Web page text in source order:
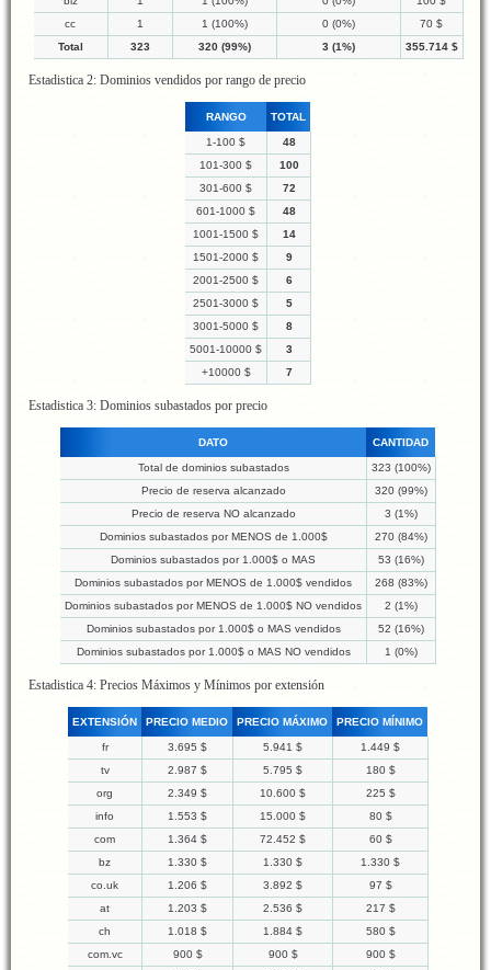
cc
1 1 (100%) 0 (0%)
70 $
Total
323 320 (99%) 3 (1%) 355.714 $
Estadistica 2: Dominios vendidos por rango de precio
RANGO TOTAL
1-100 $
48
101-300 $
100
301-600 $
72
601-1000 $
48
1001-1500 $
14
1501-2000 $
9
2001-2500 $
6
2501-3000 $
5
3001-5000 $
8
5001-10000 $
3
+10000 $
7
Estadistica 3: Dominios subastados por precio
DATO CANTIDAD
Total de dominios subastados
323 (100%)
Precio de reserva alcanzado
320 (99%)
Precio de reserva NO alcanzado
3 (1%)
Dominios subastados por MENOS de 1.000$
270 (84%)
Dominios subastados por 1.000$ o MAS
53 (16%)
Dominios subastados por MENOS de 1.000$ vendidos
268 (83%)
Dominios subastados por MENOS de 1.000$ NO vendidos
2 (1%)
Dominios subastados por 1.000$ o MAS vendidos
52 (16%)
Dominios subastados por 1.000$ o MAS NO vendidos
1 (0%)
Estadistica 4: Precios Máximos y Mínimos por extensión
EXTENSIÓN PRECIO MEDIO PRECIO MÁXIMO PRECIO MÍNIMO
fr 3.695 $ 5.941 $
1.449 $
tv
2.987 $ 5.795 $
180 $
org
2.349 $ 10.600 $
225 $
info
1.553 $ 15.000 $
80 $
com
1.364 $ 72.452 $
60 $
bz
1.330 $ 1.330 $
1.330 $
co.uk
1.206 $ 3.892 $
97 $
at
1.203 $ 2.536 $
217 $
ch
1.018 $ 1.884 $
580 $
com.vc
900 $ 900 $
900 $